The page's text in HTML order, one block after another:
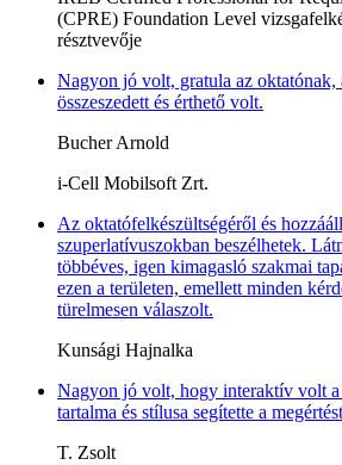
(CPRE) Foundation Level
résztvevője
Nagyon jó volt, gratula az oktatónak,
összeszedett és érthető volt.
Bucher Arnold
i-Cell Mobilsoft Zrt.
Az oktatófelkészültségéről és
szuperlatívuszokban beszélhetek.
többéves, igen kimagasló szakmai
ezen a területen, emellett minden
türelmesen válaszolt.
Kunsági Hajnalka
Nagyon jó volt, hogy interaktív volt
tartalma és stílusa segítette a
T. Zsolt